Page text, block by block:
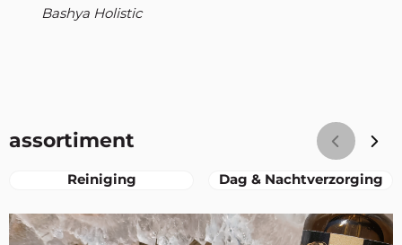
Bashya Holistic
assortiment
Reiniging Dag & Nachtverzorging